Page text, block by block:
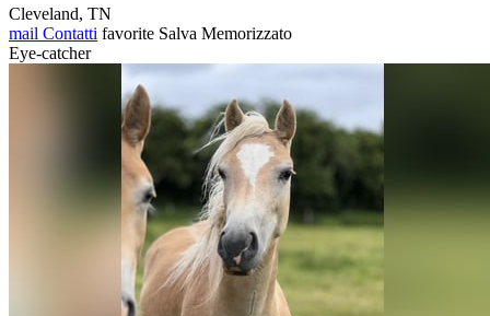
Cleveland, TN
mail Contatti favorite Salva Memorizzato
Eye-catcher